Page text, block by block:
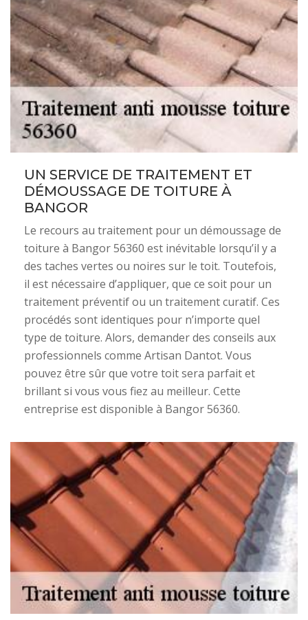
UN SERVICE DE TRAITEMENT ET
DÉMOUSSAGE DE TOITURE À
BANGOR
Le recours au traitement pour un démoussage de
toiture à Bangor 56360 est inévitable lorsqu’il y a
des taches vertes ou noires sur le toit. Toutefois,
il est nécessaire d’appliquer, que ce soit pour un
traitement préventif ou un traitement curatif. Ces
procédés sont identiques pour n’importe quel
type de toiture. Alors, demander des conseils aux
professionnels comme Artisan Dantot. Vous
pouvez être sûr que votre toit sera parfait et
brillant si vous vous fiez au meilleur. Cette
entreprise est disponible à Bangor 56360.